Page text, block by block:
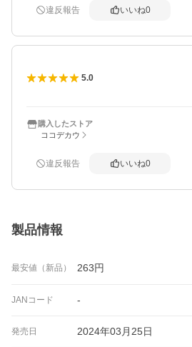
違反報告 いいね0
5.0
購入したストア
ココデカウ
違反報告 いいね0
製品情報
最安値（新品） 263円
JANコード -
発売日 2024年03月25日